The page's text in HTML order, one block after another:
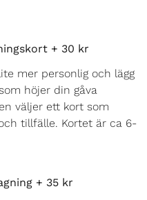
+ 30 kr
mer personlig och lägg
höjer din gåva
väljer ett kort som
tillfälle. Kortet är ca 6-
+ 35 kr